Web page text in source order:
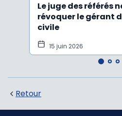
Le juge des référés
révoquer le gérant
civile
15 juin 2026
Retour